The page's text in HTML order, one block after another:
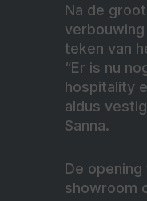
Na de
teken van
“Er is nu
hospitality
aldus
Sanna.
De
showroom